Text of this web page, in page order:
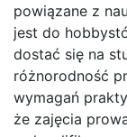
powiązane z
jest do
dostać się na
różnorodność
wymagań
że zajęcia